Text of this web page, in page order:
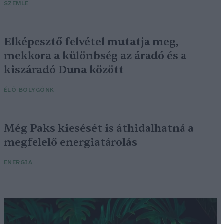
SZEMLE
Elképesztő felvétel mutatja meg,
mekkora a különbség az áradó és a
kiszáradó Duna között
ÉLŐ BOLYGÓNK
Még Paks kiesését is áthidalhatná a
megfelelő energiatárolás
ENERGIA